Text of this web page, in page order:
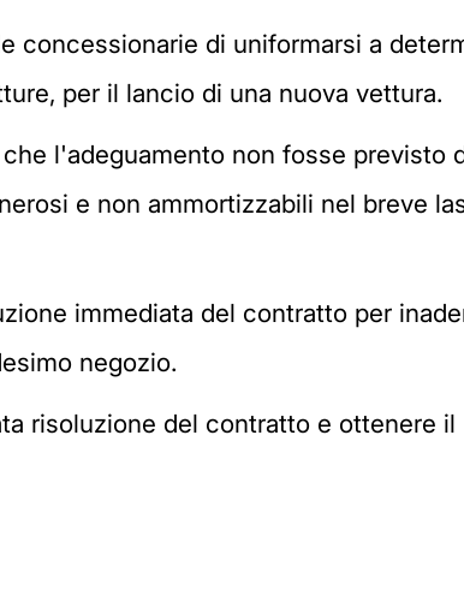
concessionarie di uniformarsi a
per il lancio di una nuova vettura.
l'adeguamento non fosse previsto
e non ammortizzabili nel breve
immediata del contratto per
negozio.
risoluzione del contratto e ottenere il